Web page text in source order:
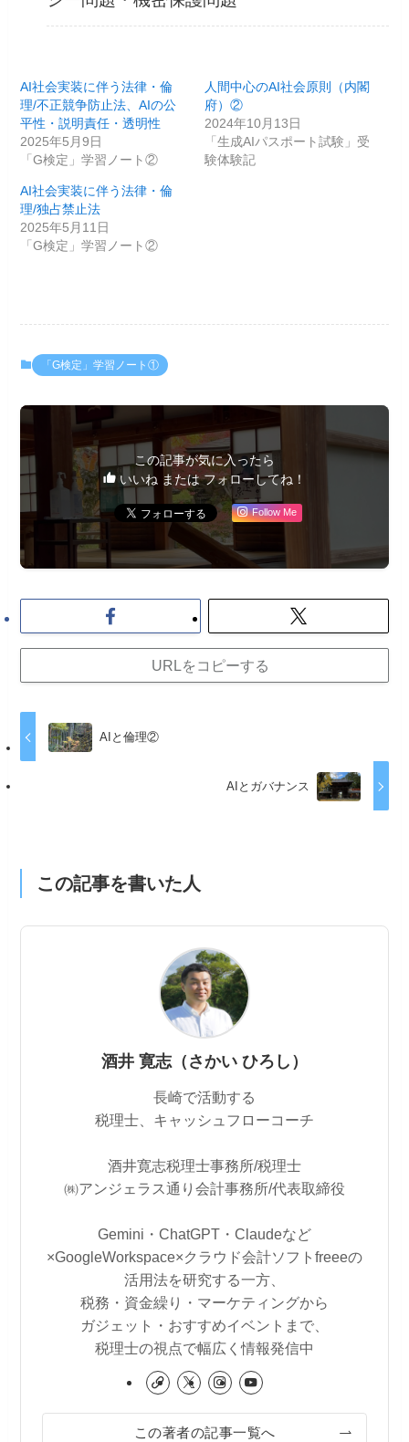
AI社会実装に伴う法律・倫
理/不正競争防止法、AIの公
平性・説明責任・透明性
2025年5月9日
「G検定」学習ノート②
人間中心のAI社会原則（内閣
府）②
2024年10月13日
「生成AIパスポート試験」受
験体験記
AI社会実装に伴う法律・倫
理/独占禁止法
2025年5月11日
「G検定」学習ノート②
「G検定」学習ノート①
この記事が気に入ったら
いいね または フォローしてね！
Follow Me
URLをコピーする
AIと倫理②
AIとガバナンス
この記事を書いた人
酒井 寛志（さかい ひろし）
長崎で活動する
税理士、キャッシュフローコーチ
酒井寛志税理士事務所/税理士
㈱アンジェラス通り会計事務所/代表取締役
Gemini・ChatGPT・Claudeなど
×GoogleWorkspace×クラウド会計ソフトfreeeの
活用法を研究する一方、
税務・資金繰り・マーケティングから
ガジェット・おすすめイベントまで、
税理士の視点で幅広く情報発信中
この著者の記事一覧へ